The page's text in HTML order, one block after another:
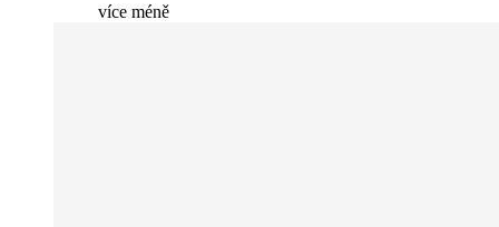
více méně